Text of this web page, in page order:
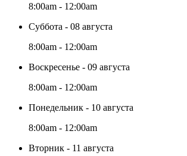
8:00am - 12:00am
Суббота - 08 августа
8:00am - 12:00am
Воскресенье - 09 августа
8:00am - 12:00am
Понедельник - 10 августа
8:00am - 12:00am
Вторник - 11 августа